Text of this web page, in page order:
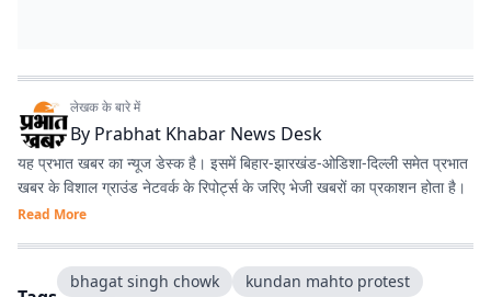
लेखक के बारे में
By Prabhat Khabar News Desk
यह प्रभात खबर का न्यूज डेस्क है। इसमें बिहार-झारखंड-ओडिशा-दिल्‍ली समेत प्रभात
खबर के विशाल ग्राउंड नेटवर्क के रिपोर्ट्स के जरिए भेजी खबरों का प्रकाशन होता है।
Read More
bhagat singh chowk
kundan mahto protest